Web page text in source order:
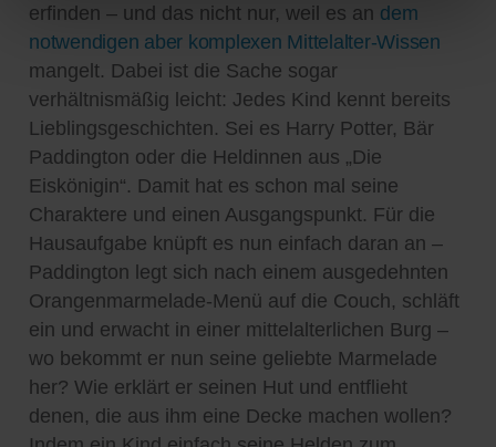
erfinden – und das nicht nur, weil es an dem
notwendigen aber komplexen Mittelalter-Wissen
mangelt. Dabei ist die Sache sogar
verhältnismäßig leicht: Jedes Kind kennt bereits
Lieblingsgeschichten. Sei es Harry Potter, Bär
Paddington oder die Heldinnen aus „Die
Eiskönigin“. Damit hat es schon mal seine
Charaktere und einen Ausgangspunkt. Für die
Hausaufgabe knüpft es nun einfach daran an –
Paddington legt sich nach einem ausgedehnten
Orangenmarmelade-Menü auf die Couch, schläft
ein und erwacht in einer mittelalterlichen Burg –
wo bekommt er nun seine geliebte Marmelade
her? Wie erklärt er seinen Hut und entflieht
denen, die aus ihm eine Decke machen wollen?